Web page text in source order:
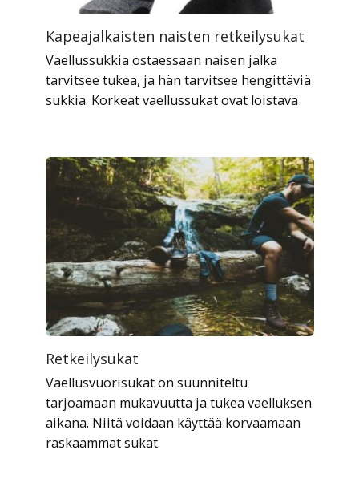
Kapeajalkaisten naisten retkeilysukat
Vaellussukkia ostaessaan naisen jalka
tarvitsee tukea, ja hän tarvitsee hengittäviä
sukkia. Korkeat vaellussukat ovat loistava
Retkeilysukat
Vaellusvuorisukat on suunniteltu
tarjoamaan mukavuutta ja tukea vaelluksen
aikana. Niitä voidaan käyttää korvaamaan
raskaammat sukat.